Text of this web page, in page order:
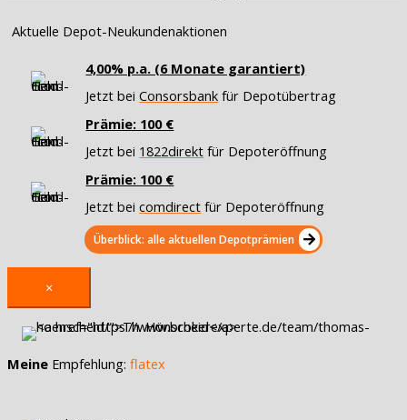
Aktuelle Depot-Neukundenaktionen
4,00% p.a. (6 Monate garantiert)
Jetzt beiConsorsbank für Depotübertrag
Prämie: 100 €
Jetzt bei 1822direkt für Depoteröffnung
Prämie: 100 €
Jetzt beicomdirect für Depoteröffnung
Überblick: alle aktuellen Depotprämien
×
Meine Empfehlung: flatex